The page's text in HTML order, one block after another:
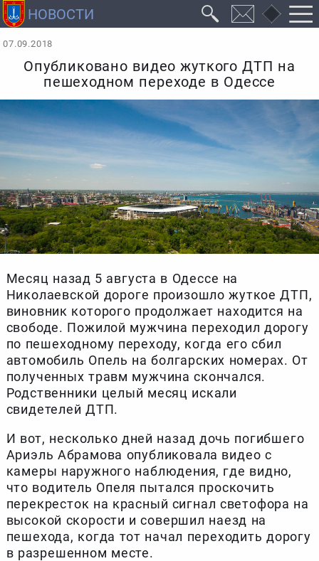
07.09.2018
Опубликовано видео жуткого ДТП на
пешеходном переходе в Одессе
Месяц назад 5 августа в Одессе на
Николаевской дороге произошло жуткое ДТП,
виновник которого продолжает находится на
свободе. Пожилой мужчина переходил дорогу
по пешеходному переходу, когда его сбил
автомобиль Опель на болгарских номерах. От
полученных травм мужчина скончался.
Родственники целый месяц искали
свидетелей ДТП.
И вот, несколько дней назад дочь погибшего
Ариэль Абрамова опубликовала видео с
камеры наружного наблюдения, где видно,
что водитель Опеля пытался проскочить
перекресток на красный сигнал светофора на
высокой скорости и совершил наезд на
пешехода, когда тот начал переходить дорогу
в разрешенном месте.